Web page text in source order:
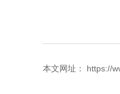
本文网址： https://